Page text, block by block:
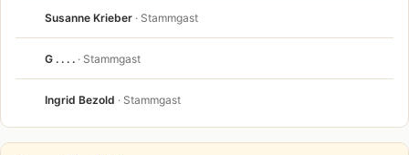
Susanne Krieber · Stammgast
G . . . . · Stammgast
Ingrid Bezold · Stammgast